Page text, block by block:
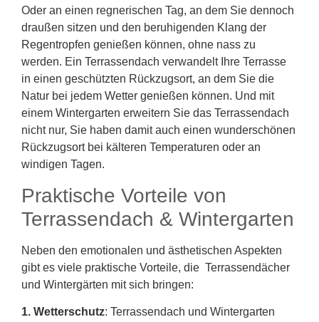
Oder an einen regnerischen Tag, an dem Sie dennoch
draußen sitzen und den beruhigenden Klang der
Regentropfen genießen können, ohne nass zu
werden. Ein Terrassendach verwandelt Ihre Terrasse
in einen geschützten Rückzugsort, an dem Sie die
Natur bei jedem Wetter genießen können. Und mit
einem Wintergarten erweitern Sie das Terrassendach
nicht nur, Sie haben damit auch einen wunderschönen
Rückzugsort bei kälteren Temperaturen oder an
windigen Tagen.
Praktische Vorteile von
Terrassendach & Wintergarten
Neben den emotionalen und ästhetischen Aspekten
gibt es viele praktische Vorteile, die Terrassendächer
und Wintergärten mit sich bringen:
1. Wetterschutz: Terrassendach und Wintergarten